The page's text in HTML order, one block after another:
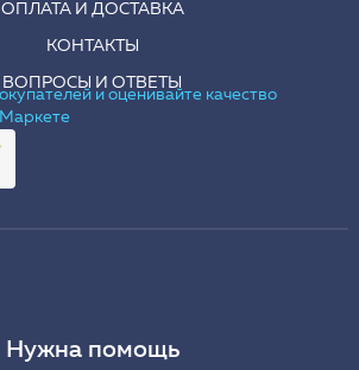
ОПЛАТА И ДОСТАВКА
КОНТАКТЫ
ВОПРОСЫ И ОТВЕТЫ
Нужна помощь